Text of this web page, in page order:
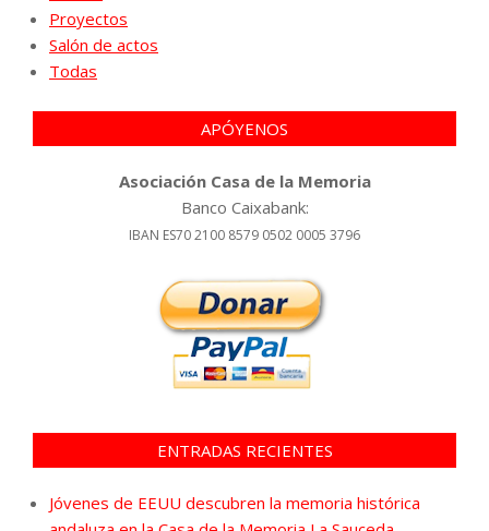
Proyectos
Salón de actos
Todas
APÓYENOS
Asociación Casa de la Memoria
Banco Caixabank:
IBAN ES70 2100 8579 0502 0005 3796
ENTRADAS RECIENTES
Jóvenes de EEUU descubren la memoria histórica